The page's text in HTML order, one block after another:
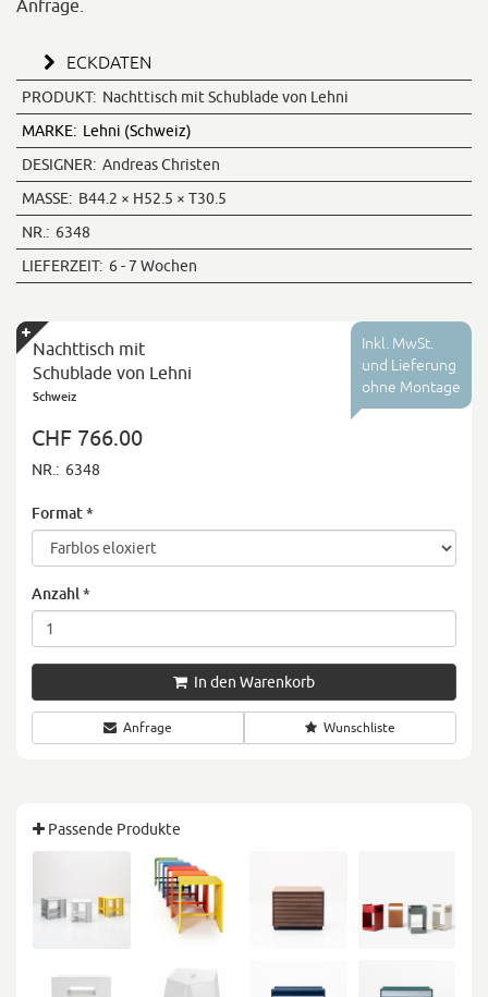
Anfrage.
ECKDATEN
PRODUKT: Nachttisch mit Schublade von Lehni
MARKE: Lehni (Schweiz)
DESIGNER: Andreas Christen
MASSE: B44.2 × H52.5 × T30.5
NR.: 6348
LIEFERZEIT: 6 - 7 Wochen
Inkl. MwSt.
und Lieferung
ohne Montage
Nachttisch mit
Schublade von Lehni
Schweiz
CHF 766.00
NR.: 6348
Format*
Anzahl *
In den Warenkorb
Anfrage Wunschliste
Passende Produkte